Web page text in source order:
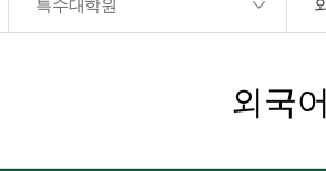
특수대학원
외국